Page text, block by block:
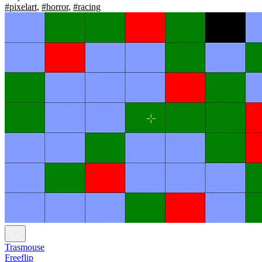
#pixelart, #horror, #racing
Trasmouse
Freeflip